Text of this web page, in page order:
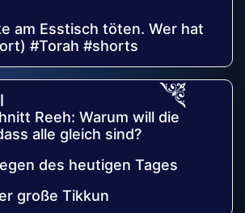
am Esstisch töten. Wer hat
#Torah #shorts
Reeh: Warum will die
alle gleich sind?
des heutigen Tages
große Tikkun